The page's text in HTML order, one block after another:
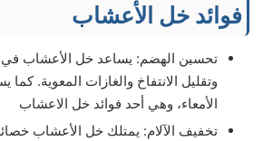
فوائد خل الأعشاب
تحسين الهضم: يساعد خل الأعشاب
وتقليل الانتفاخ والغازات المعوية.
الأمعاء، وهي أحد فوائد خل الاعشاب
تخفيف الآلام: يمتلك خل الأعشاب